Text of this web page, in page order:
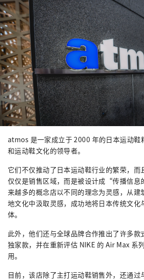
atmos 是一家成立于 2000 年的日本运动鞋
和运动鞋文化的领导者。
它们不仅推动了日本运动鞋行业的繁荣，而
仅仅是销售区域，而是被设计成“传播信
来越多的概念店以不同的理念为灵感，从建
地文化中汲取灵感，成功地将日本传统文化
体。
此外，他们还与全球品牌合作推出了许多
独家款，并在重新评估 NIKE 的 Air Max 系
用。
目前，该店除了主打运动鞋销售外，还通过